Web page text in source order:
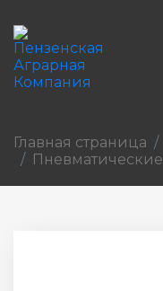
Главная страница